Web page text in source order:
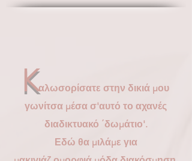
Kαλωσορίσατε στην δικιά μου
γωνίτσα μέσα σ'αυτό το αχανές
διαδικτυακό ΄δωμάτιο'.
Εδώ θα μιλάμε για